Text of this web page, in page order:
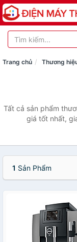
Trang chủ Thương
Tất cả sản phẩm
giá tốt nhất,
1 Sản Phẩm